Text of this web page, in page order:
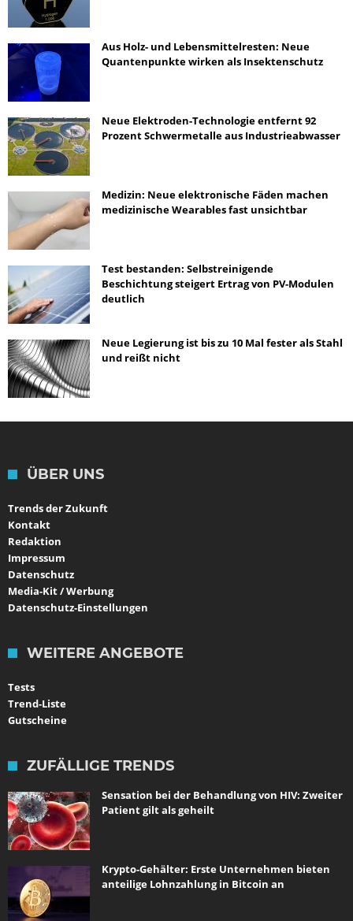
Aus Holz- und Lebensmittelresten: Neue
Quantenpunkte wirken als Insektenschutz
Neue Elektroden-Technologie entfernt 92
Prozent Schwermetalle aus Industrieabwasser
Medizin: Neue elektronische Fäden machen
medizinische Wearables fast unsichtbar
Test bestanden: Selbstreinigende
Beschichtung steigert Ertrag von PV-Modulen
deutlich
Neue Legierung ist bis zu 10 Mal fester als Stahl
und reißt nicht
ÜBER UNS
Trends der Zukunft
Kontakt
Redaktion
Impressum
Datenschutz
Media-Kit / Werbung
Datenschutz-Einstellungen
WEITERE ANGEBOTE
Tests
Trend-Liste
Gutscheine
ZUFÄLLIGE TRENDS
Sensation bei der Behandlung von HIV: Zweiter
Patient gilt als geheilt
Krypto-Gehälter: Erste Unternehmen bieten
anteilige Lohnzahlung in Bitcoin an